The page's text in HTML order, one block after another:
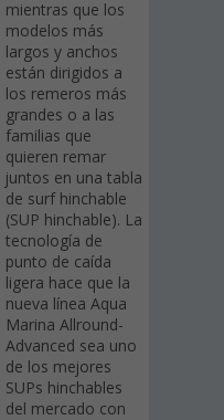
mientras que los
modelos más
largos y anchos
están dirigidos a
los remeros más
grandes o a las
familias que
quieren remar
juntos en una tabla
de surf hinchable
(SUP hinchable). La
tecnología de
punto de caída
ligera hace que la
nueva línea Aqua
Marina Allround-
Advanced sea uno
de los mejores
SUPs hinchables
del mercado con